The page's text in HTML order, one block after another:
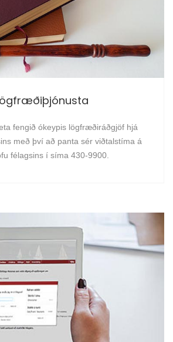
fengið ókeypis lögfræðiráðgjöf hjá
með því að panta sér viðtalstíma á
félagsins í síma 430-9900.